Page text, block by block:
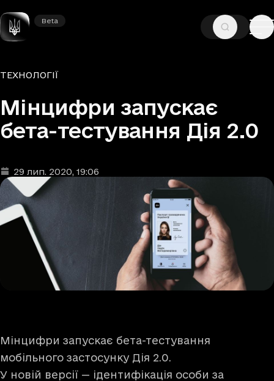
Beta
Beta
ГОЛОВНА —НОВИНИ
Рубрики
ТЕХНОЛОГІЇ
Мінцифри запускає
бета-тестування Дія 2.0
Дата та час публікації:
29 лип. 2020, 19:06
Мінцифри запускає бета-тестування
мобільного застосунку Дія 2.0.
У новій версії — ідентифікація особи за